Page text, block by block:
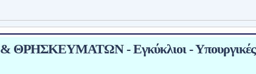
- Εγκύκλιοι - Υπουργικές